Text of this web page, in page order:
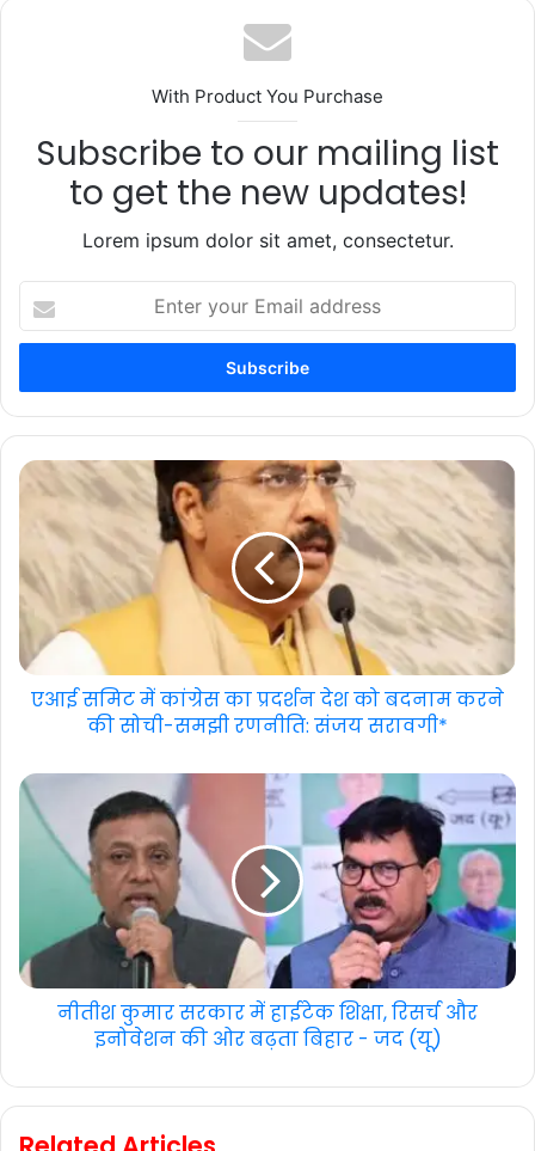
With Product You Purchase
Subscribe to our mailing list
to get the new updates!
Lorem ipsum dolor sit amet, consectetur.
your
Email
एआई समिट में कांग्रेस का प्रदर्शन देश को बदनाम करने
की सोची-समझी रणनीति: संजय सरावगी*
नीतीश कुमार सरकार में हाईटेक शिक्षा, रिसर्च और
इनोवेशन की ओर बढ़ता बिहार - जद (यू)